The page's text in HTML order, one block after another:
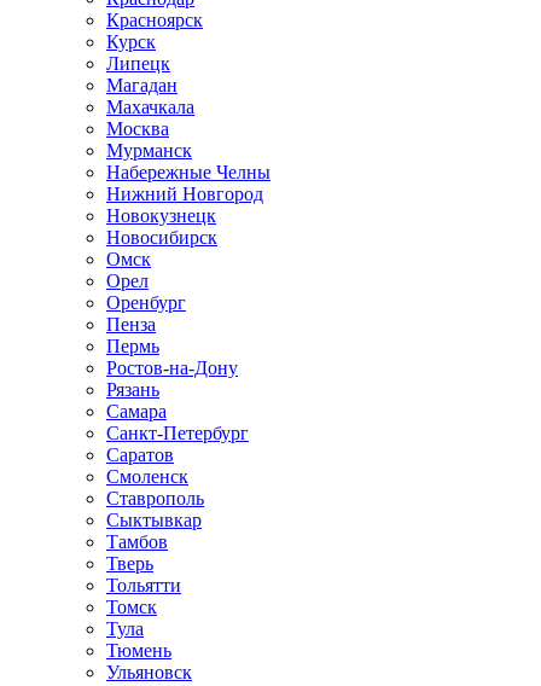
Красноярск
Курск
Липецк
Магадан
Махачкала
Москва
Мурманск
Набережные Челны
Нижний Новгород
Новокузнецк
Новосибирск
Омск
Орел
Оренбург
Пенза
Пермь
Ростов-на-Дону
Рязань
Самара
Санкт-Петербург
Саратов
Смоленск
Ставрополь
Сыктывкар
Тамбов
Тверь
Тольятти
Томск
Тула
Тюмень
Ульяновск